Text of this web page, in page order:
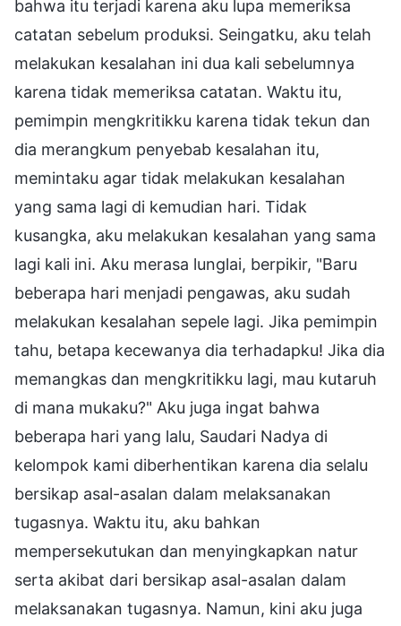
bahwa itu terjadi karena aku lupa memeriksa
catatan sebelum produksi. Seingatku, aku telah
melakukan kesalahan ini dua kali sebelumnya
karena tidak memeriksa catatan. Waktu itu,
pemimpin mengkritikku karena tidak tekun dan
dia merangkum penyebab kesalahan itu,
memintaku agar tidak melakukan kesalahan
yang sama lagi di kemudian hari. Tidak
kusangka, aku melakukan kesalahan yang sama
lagi kali ini. Aku merasa lunglai, berpikir, "Baru
beberapa hari menjadi pengawas, aku sudah
melakukan kesalahan sepele lagi. Jika pemimpin
tahu, betapa kecewanya dia terhadapku! Jika dia
memangkas dan mengkritikku lagi, mau kutaruh
di mana mukaku?" Aku juga ingat bahwa
beberapa hari yang lalu, Saudari Nadya di
kelompok kami diberhentikan karena dia selalu
bersikap asal-asalan dalam melaksanakan
tugasnya. Waktu itu, aku bahkan
mempersekutukan dan menyingkapkan natur
serta akibat dari bersikap asal-asalan dalam
melaksanakan tugasnya. Namun, kini aku juga